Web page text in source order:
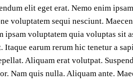
elit eget erat. Nemo enim
voluptatem sequi nesciunt.
ipsam voluptatem quia voluptas sit
earum rerum hic tenetur a
Aliquam erat volutpat.
Nam quis nulla. Aliquam ante.